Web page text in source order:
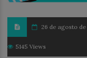
26 de agosto de
5145 Views